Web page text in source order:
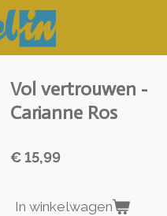
Vol vertrouwen -
Carianne Ros
€ 15,99
In winkelwagen